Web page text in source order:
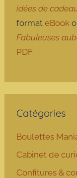
idées de
formateBook
Fabuleuses
PDF
Catégories
Boulettes
Cabinet de
Confitures &